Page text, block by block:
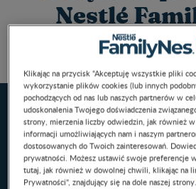
Nestlé
Jesteś już uczestnikiem naszego
Klikając na przycisk “Akceptuję wszystkie pliki
wykorzystanie plików cookies (lub innych
pochodzących od nas lub naszych partnerów w
udoskonalenia Twojego doświadczenia
strony, mierzenia liczby odwiedzin, jak również
informacji umożliwiających nam i naszym
dostosowanych do Twoich zainteresowań.
prywatności. Możesz ustawić swoje preferencje
tutaj, jak również w dowolnej chwili, klikając na
Prywatności", znajdujący się na dole naszej strony.